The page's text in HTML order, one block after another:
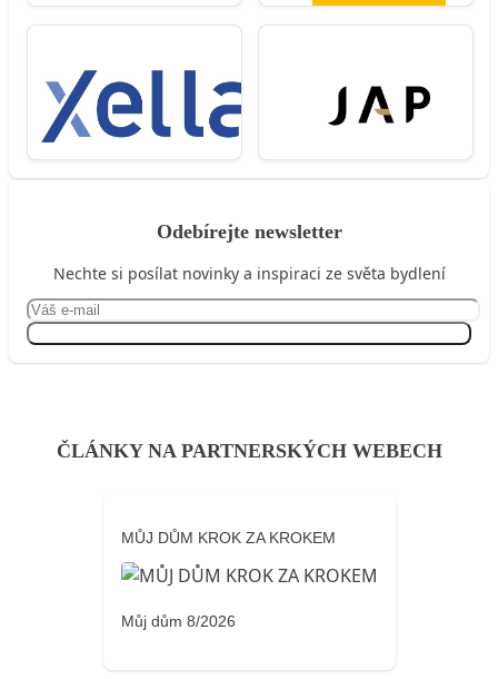
Odebírejte newsletter
Nechte si posílat novinky a inspiraci ze světa bydlení
ČLÁNKY NA PARTNERSKÝCH WEBECH
MŮJ DŮM KROK ZA KROKEM
Můj dům 8/2026